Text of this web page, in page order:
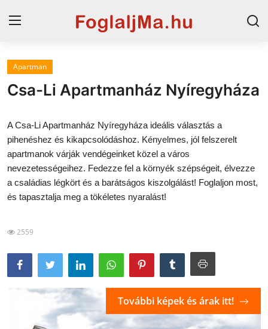
Horvát tengerpart
Magyarország
Horvátország
Szállások a Balatonon
Blog
Apartman
Csa-Li Apartmanház Nyíregyháza
A Csa-Li Apartmanház Nyíregyháza ideális választás a
pihenéshez és kikapcsolódáshoz. Kényelmes, jól felszerelt
apartmanok várják vendégeinket közel a város
nevezetességeihez. Fedezze fel a környék szépségeit, élvezze
a családias légkört és a barátságos kiszolgálást! Foglaljon most,
és tapasztalja meg a tökéletes nyaralást!
2559
További képek és árak itt!